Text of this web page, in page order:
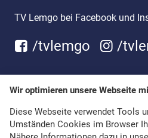
TV Lemgo bei Facebook und
/tvlemgo /
Wir optimieren unsere Webseite
Diese Webseite verwendet Tools
Umständen Cookies im Browser